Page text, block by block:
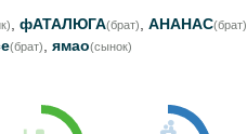
фАТАЛЮГА(брат) АНАНАС(брат)
(брат) ямао(сынок)